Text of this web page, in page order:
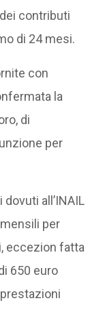
contributi
di 24 mesi.
con
la
di
per
all’INAIL
per
eccezion fatta
650 euro